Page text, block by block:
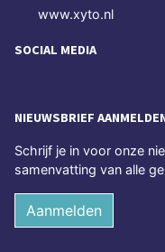
www.xyto.nl
SOCIAL MEDIA
NIEUWSBRIEF
Schrijf je in voor onze
samenvatting van alle
Aanmelden